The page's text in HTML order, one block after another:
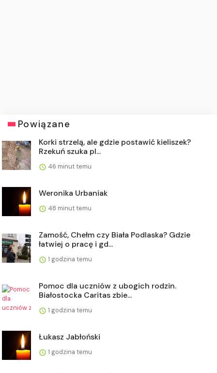
Powiązane
Korki strzelą, ale gdzie postawić kieliszek?
Rzekuń szuka pl...
46 minut temu
Weronika Urbaniak
48 minut temu
Zamość, Chełm czy Biała Podlaska? Gdzie
łatwiej o pracę i gd...
1 godzina temu
Pomoc dla uczniów z ubogich rodzin.
Białostocka Caritas zbie...
1 godzina temu
Łukasz Jabłoński
1 godzina temu